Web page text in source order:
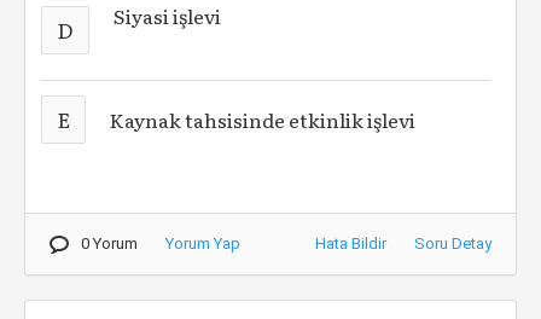
D Siyasi işlevi
E Kaynak tahsisinde etkinlik işlevi
0 Yorum Yorum Yap Hata Bildir Soru Detay